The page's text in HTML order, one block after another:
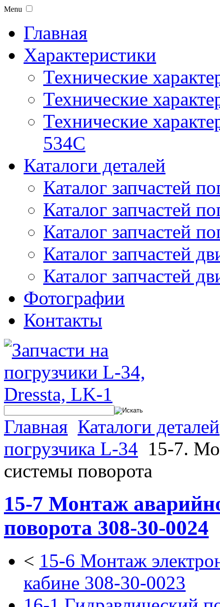
Menu
Главная
Характеристики
Технические
Технические
Технические
534C
Каталоги деталей
Каталог запчастей
Каталог запчастей
Каталог запчастей
Каталог запчастей
Каталог запчастей
Фотографии
Контакты
Главная Каталоги деталей
погрузчика L-34 15-7.
системы поворота
15-7 Монтаж
поворота 308-30-0024
< 15-6 Монтаж
кабине 308-30-0023